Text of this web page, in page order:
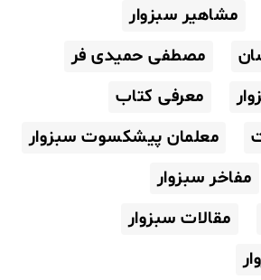
مشاهیر سبزوار
مصطفی حمیدی فر
معرفی کتاب
معلمان پیشکسوت سبزوار
مفاخر سبزوار
مقالات سبزوار